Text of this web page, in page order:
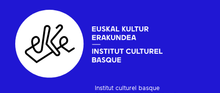
Institut culturel basque